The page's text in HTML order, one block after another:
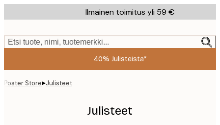
to
content.
Ilmainen toimitus yli 59 €
Etsi tuote, nimi, tuotemerkki...
40% Julisteista*
Poster Store▸Julisteet
Julisteet